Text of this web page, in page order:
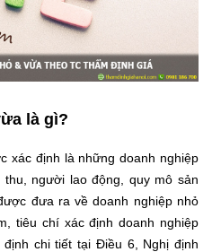
là gì?
xác định là những doanh nghiệp
người lao động, quy mô sản
đưa ra về doanh nghiệp nhỏ
tiêu chí xác định doanh nghiệp
chi tiết tại Điều 6, Nghị định